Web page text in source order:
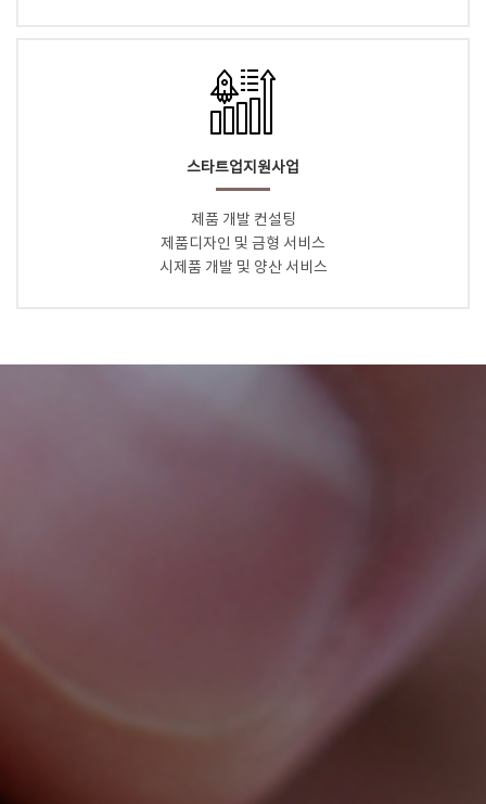
스타트업지원사업
제품 개발 컨설팅
제품디자인 및 금형 서비스
시제품 개발 및 양산 서비스